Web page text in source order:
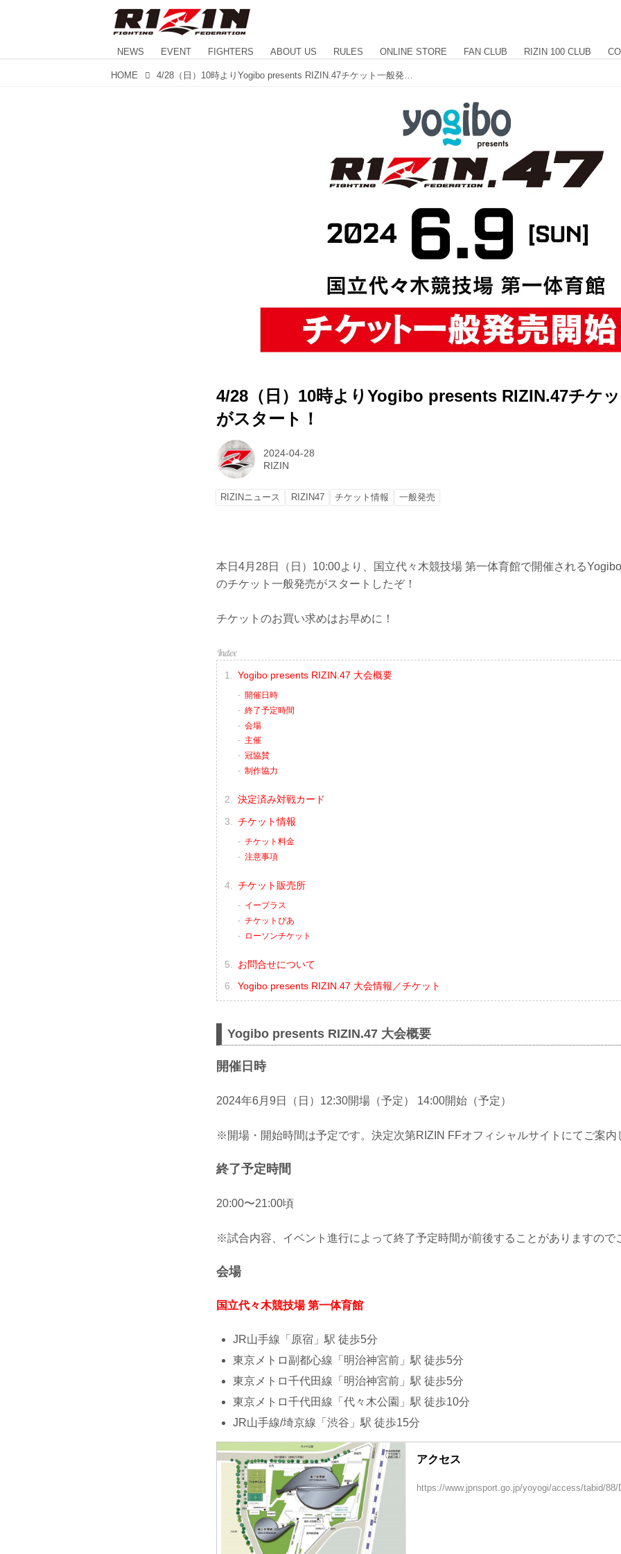
NEWS EVENT FIGHTERS ABOUT US RULES ONLINE STORE FAN CLUB RIZIN 100 CLUB
HOME
4/28（日）10時よりYogibo presents RIZIN.47チケ
がスタート！
2024-04-28
RIZIN
RIZINニュース RIZIN47 チケット情報 一般発売
本日4月28日（日）10:00より、国立代々木競技場 第一体育館で開催される
のチケット一般発売がスタートしたぞ！
チケットのお買い求めはお早めに！
Yogibo presents RIZIN.47 大会概要
開催日時
終了予定時間
会場
主催
冠協賛
制作協力
決定済み対戦カード
チケット情報
チケット料金
注意事項
チケット販売所
イープラス
チケットぴあ
ローソンチケット
お問合せについて
Yogibo presents RIZIN.47 大会情報／チケット
Yogibo presents RIZIN.47 大会概要
開催日時
2024年6月9日（日）12:30開場（予定） 14:00開始（予定）
※開場・開始時間は予定です。決定次第RIZIN FFオフィシャルサイトにてご案内
終了予定時間
20:00〜21:00頃
※試合内容、イベント進行によって終了予定時間が前後することがありますので
会場
国立代々木競技場 第一体育館
JR山手線「原宿」駅 徒歩5分
東京メトロ副都心線「明治神宮前」駅 徒歩5分
東京メトロ千代田線「明治神宮前」駅 徒歩5分
東京メトロ千代田線「代々木公園」駅 徒歩10分
JR山手線/埼京線「渋谷」駅 徒歩15分
アクセス
https://www.jpnsport.go.jp/yoyogi/access/tabid/88/